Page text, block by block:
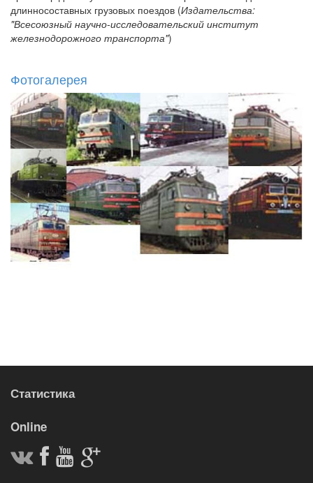
длинносоставных грузовых поездов (Издательства:
"Всесоюзный научно-исследовательский институт
железнодорожного транспорта")
Фотогалерея
Статистика
Online